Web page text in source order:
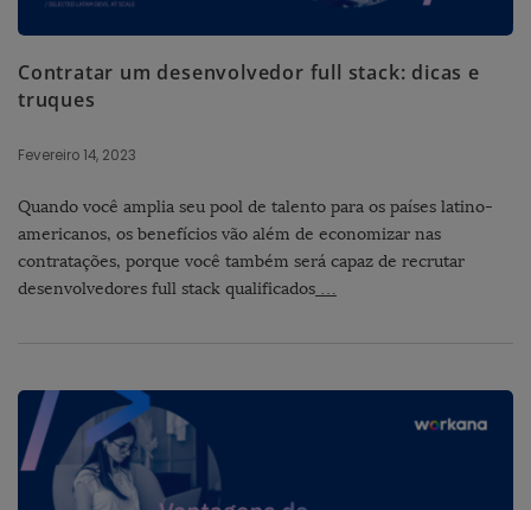
Contratar um desenvolvedor full stack: dicas e
truques
Fevereiro 14, 2023
Quando você amplia seu pool de talento para os países latino-
americanos, os benefícios vão além de economizar nas
contratações, porque você também será capaz de recrutar
desenvolvedores full stack qualificados …